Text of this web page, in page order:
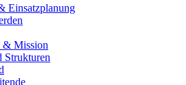
Einsatzplanung
& Mission
Strukturen